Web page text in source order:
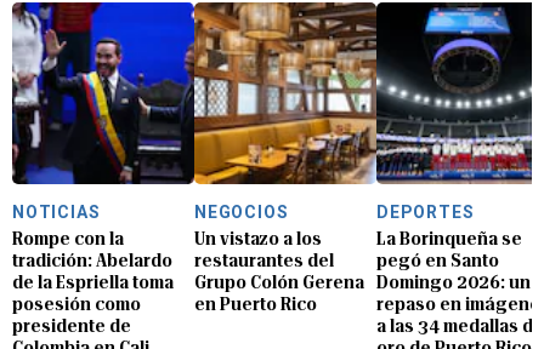
NOTICIAS
Rompe con la
tradición: Abelardo
de la Espriella toma
posesión como
presidente de
NEGOCIOS
Un vistazo a los
restaurantes del
Grupo Colón Gerena
en Puerto Rico
DEPORTES
La Borinqueña se
pegó en Santo
Domingo 2026: un
repaso en
a las 34 medallas de